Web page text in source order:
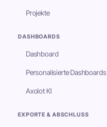
Projekte
DASHBOARDS
Dashboard
Personalisierte Dashboards
Axolot KI
EXPORTE & ABSCHLUSS